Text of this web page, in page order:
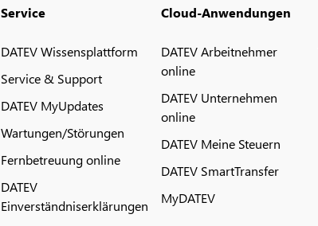
Service
DATEV Wissensplattform
Service & Support
DATEV MyUpdates
Wartungen/Störungen
Fernbetreuung online
DATEV
Einverständniserklärungen
Cloud-Anwendungen
DATEV Arbeitnehmer
online
DATEV Unternehmen
online
DATEV Meine Steuern
DATEV SmartTransfer
MyDATEV